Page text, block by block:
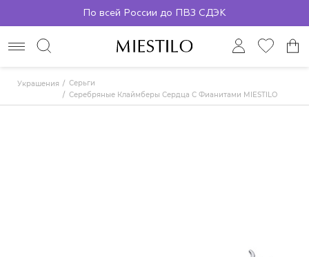
По всей России до ПВЗ СДЭК
Украшения
Серьги
Серебряные Клаймберы Сердца С Фианитами MIESTILO